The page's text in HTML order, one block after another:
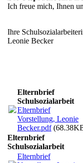
Ich freue mich, Ihnen
Ihre
Leonie Becker
Elternbrief
Schulsozialarbeit
Elternbrief
Vorstellung, Leonie
Becker.pdf
Elternbrief
Schulsozialarbeit
Elternbrief